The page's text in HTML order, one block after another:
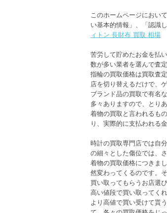
このホームページにおい
い基本的情報」、「認識
ィトン 長財布 買取 相場
苦労して貯めたお金を払
数が多い業者を選んで査
指輪の買取価格は買取査
店を切り替えるだけで、
ブランド品の買取で有名
多々ありますので、とり
着物の買取と言われるも
り、実際的に支払われる
時計の買取専門店では自
の細々とした傷位では、
着物の買取価格につきま
然変わってくるのです。
買い取ってもらうお店選
高い値段で買い取ってく
より高値で買い受けて貰